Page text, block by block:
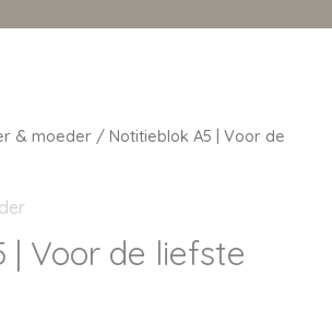
& moeder / Notitieblok A5 | Voor de
| Voor de liefste